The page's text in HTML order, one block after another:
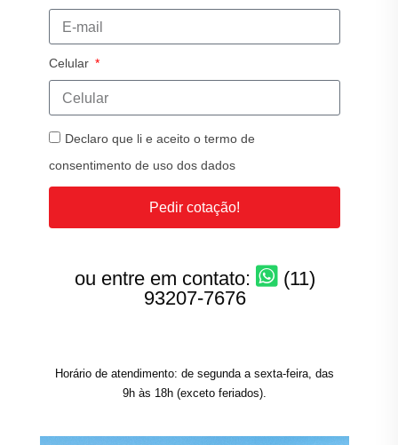
Celular
Declaro que li e aceito o termo de
consentimento de uso dos dados
Pedir cotação!
ou entre em contato:
(11)
93207-7676
Horário de atendimento: de segunda a sexta-feira, das
9h às 18h (exceto feriados).